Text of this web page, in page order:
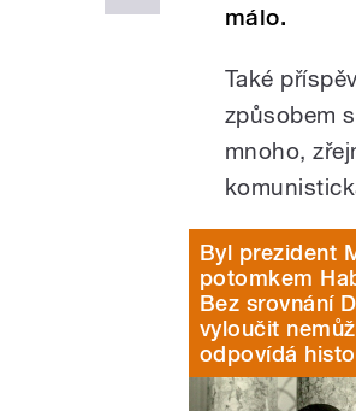
málo.
Také
způsobem
mnoho,
Byl prezident
potomkem
Bez srovnání
vyloučit
odpovídá